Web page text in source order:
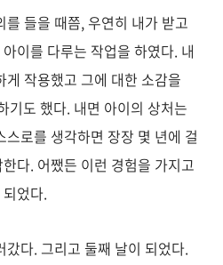
들을 때쯤, 우연히 내가 받고
이를 다루는 작업을 하였다. 내
작용했고 그에 대한 소감을
기도 했다. 내면 아이의 상처는
로를 생각하면 장장 몇 년에 걸
다. 어쨌든 이런 경험을 가지고
었다.
다. 그리고 둘째 날이 되었다.